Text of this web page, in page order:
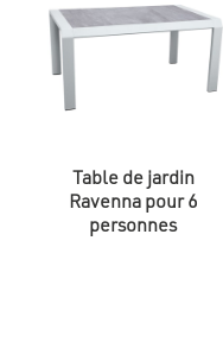
Table de jardin
Ravenna pour 6
personnes